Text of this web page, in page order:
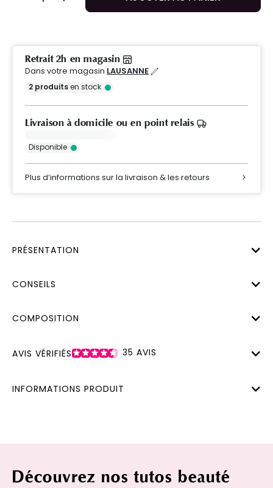
Retrait 2h en magasin
Dans votre magasin LAUSANNE
2 produitsen stock
Livraison à domicile ou en point relais
Disponible
Plus d’informations sur la livraison & les retours
PRÉSENTATION
CONSEILS
COMPOSITION
AVIS VÉRIFIÉS 35 AVIS
INFORMATIONS PRODUIT
Découvrez nos tutos beauté